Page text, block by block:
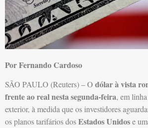
Por Fernando Cardoso
SÃO PAULO (Reuters) – O dólar à vista
frente ao real nesta segunda-feira, em
exterior, à medida que os investidores
os planos tarifários dosEstados Unidose